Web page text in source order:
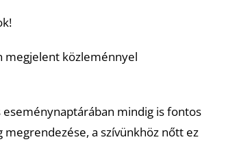
megjelent közleménnyel
eseménynaptárában mindig is fontos
a szívünkhöz nőtt ez